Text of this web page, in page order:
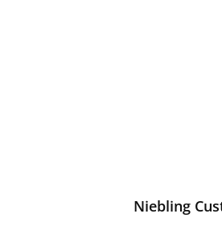
Niebling